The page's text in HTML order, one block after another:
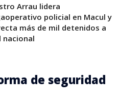
Arrau lidera
policial en Macul y
más de mil detenidos a
nacional
de seguridad